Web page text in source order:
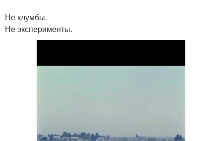
Не клумбы.
Не эксперименты.